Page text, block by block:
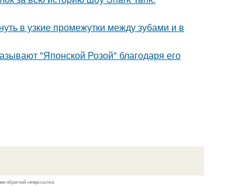
в узкие промежутки между зубами и в
"Японской Розой" благодаря его
обратной гиперссылки.